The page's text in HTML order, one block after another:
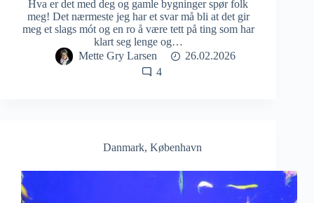
Hva er det med deg og gamle bygninger spør folk
meg! Det nærmeste jeg har et svar må bli at det gir
meg et slags mót og en ro å være tett på ting som har
klart seg lenge og…
Mette Gry Larsen
26.02.2026
4
Danmark, København